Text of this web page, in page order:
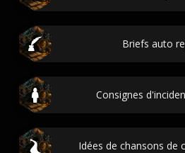
Briefs auto
Consignes
Idées de chansons de